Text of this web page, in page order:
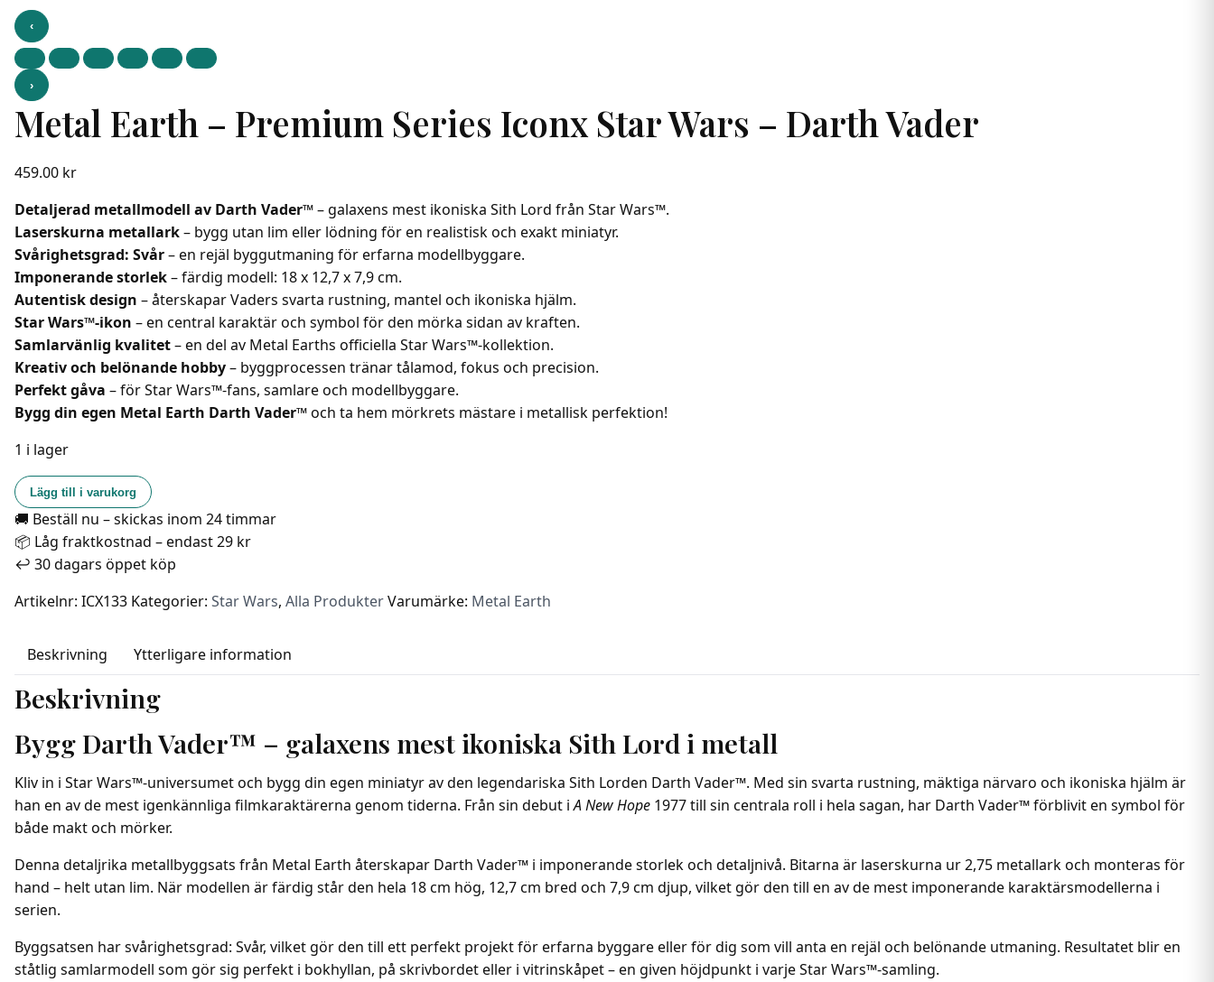
‹
›
Metal Earth – Premium Series Iconx Star Wars – Darth Vader
459.00 kr
Detaljerad metallmodell av Darth Vader™– galaxens mest ikoniska Sith Lord från Star Wars™.
Laserskurna metallark– bygg utan lim eller lödning för en realistisk och exakt miniatyr.
Svårighetsgrad: Svår– en rejäl byggutmaning för erfarna modellbyggare.
Imponerande storlek– färdig modell: 18 x 12,7 x 7,9 cm.
Autentisk design – återskapar Vaders svarta rustning, mantel och ikoniska hjälm.
Star Wars™-ikon – en central karaktär och symbol för den mörka sidan av kraften.
Samlarvänlig kvalitet– en del av Metal Earths officiella Star Wars™-kollektion.
Kreativ och belönande hobby– byggprocessen tränar tålamod, fokus och precision.
Perfekt gåva – för Star Wars™-fans, samlare och modellbyggare.
Bygg din egen Metal Earth Darth Vader™och ta hem mörkrets mästare i metallisk perfektion!
1 i lager
Metal
Earth
-
Premium
Series
Iconx
Darth
Vader
mängd
Lägg till i varukorg
🚚 Beställ nu – skickas inom 24 timmar
📦 Låg fraktkostnad – endast 29 kr
↩️ 30 dagars öppet köp
Artikelnr: ICX133 Kategorier: Star Wars, Alla ProdukterVarumärke: Metal Earth
Beskrivning Ytterligare information
Beskrivning
Bygg Darth Vader™ – galaxens mest ikoniska Sith Lord i metall
Kliv in i Star Wars™-universumet och bygg din egen miniatyr av den legendariska Sith Lorden Darth Vader™. Med sin svarta rustning, mäktiga närvaro och ikoniska hjälm är
han en av de mest igenkännliga filmkaraktärerna genom tiderna. Från sin debut iA New Hope 1977 till sin centrala roll i hela sagan, har Darth Vader™ förblivit en symbol för
både makt och mörker.
Denna detaljrika metallbyggsats från Metal Earth återskapar Darth Vader™ i imponerande storlek och detaljnivå. Bitarna är laserskurna ur 2,75 metallark och monteras för
hand – helt utan lim. När modellen är färdig står den hela 18 cm hög, 12,7 cm bred och 7,9 cm djup, vilket gör den till en av de mest imponerande karaktärsmodellerna i
serien.
Byggsatsen har svårighetsgrad: Svår, vilket gör den till ett perfekt projekt för erfarna byggare eller för dig som vill anta en rejäl och belönande utmaning. Resultatet blir en
ståtlig samlarmodell som gör sig perfekt i bokhyllan, på skrivbordet eller i vitrinskåpet – en given höjdpunkt i varje Star Wars™-samling.